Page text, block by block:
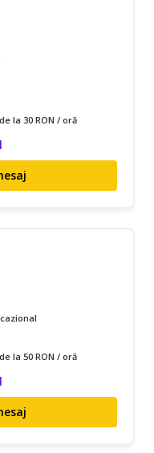
la 30 RON / oră
la 50 RON / oră